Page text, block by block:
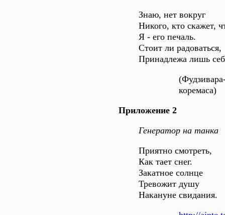
Знаю, нет вокруг
Никого, кто скажет,
Я - его печаль.
Стоит ли радоваться,
Принадлежа лишь
коремаса)
Приложение 2
Генератор на танка
Приятно смотреть,
Как тает снег.
Закатное солнце
Тревожит душу
Накануне свидания.